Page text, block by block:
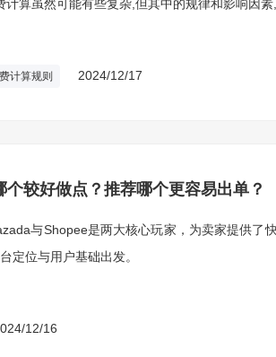
算虽然可能有些复杂,但其中的规律和影响因素
计算规则 2024/12/17
较好做点？推荐哪个更容易出单？
与Shopee是两大核心玩家，为卖家提供了
定位与用户基础出发。
12/16